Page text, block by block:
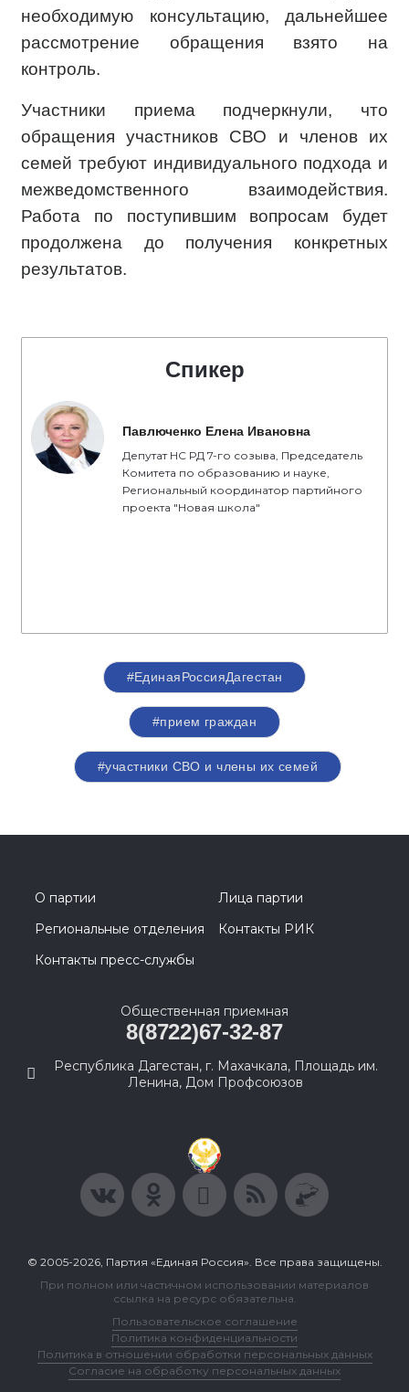
необходимую консультацию, дальнейшее
рассмотрение обращения взято на
контроль.
Участники приема подчеркнули, что
обращения участников СВО и членов их
семей требуют индивидуального подхода и
межведомственного взаимодействия.
Работа по поступившим вопросам будет
продолжена до получения конкретных
результатов.
Спикер
Павлюченко Елена Ивановна
Депутат НС РД 7-го созыва, Председатель
Комитета по образованию и науке,
Региональный координатор партийного
проекта "Новая школа"
#ЕдинаяРоссияДагестан
#прием граждан
#участники СВО и члены их семей
О партии
Лица партии
Региональные отделения
Контакты РИК
Контакты пресс-службы
Общественная приемная
8(8722)67-32-87
Республика Дагестан, г. Махачкала, Площадь им.
Ленина, Дом Профсоюзов
© 2005-2026, Партия «Единая Россия». Все права защищены.
При полном или частичном использовании материалов
ссылка на ресурс обязательна.
Пользовательское соглашение
Политика конфиденциальности
Политика в отношении обработки персональных данных
Согласие на обработку персональных данных